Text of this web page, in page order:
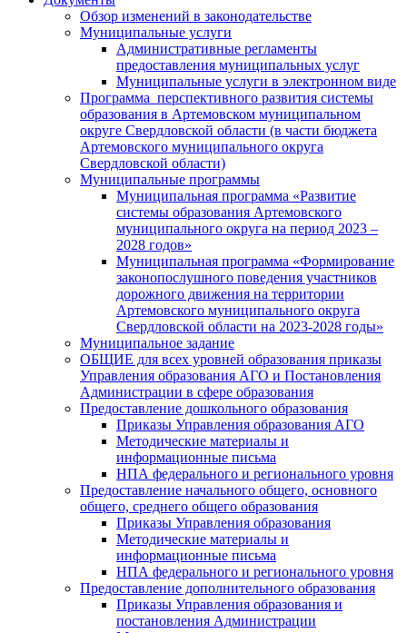
Обзор изменений в законодательстве
Муниципальные услуги
Административные регламенты
предоставления муниципальных услуг
Муниципальные услуги в электронном виде
Программа перспективного развития системы
образования в Артемовском муниципальном
округе Свердловской области (в части бюджета
Артемовского муниципального округа
Свердловской области)
Муниципальные программы
Муниципальная программа «Развитие
системы образования Артемовского
муниципального округа на период 2023 –
2028 годов»
Муниципальная программа «Формирование
законопослушного поведения участников
дорожного движения на территории
Артемовского муниципального округа
Свердловской области на 2023-2028 годы»
Муниципальное задание
ОБЩИЕ для всех уровней образования приказы
Управления образования АГО и Постановления
Администрации в сфере образования
Предоставление дошкольного образования
Приказы Управления образования АГО
Методические материалы и
информационные письма
НПА федерального и регионального уровня
Предоставление начального общего, основного
общего, среднего общего образования
Приказы Управления образования
Методические материалы и
информационные письма
НПА федерального и регионального уровня
Предоставление дополнительного образования
Приказы Управления образования и
постановления Администрации